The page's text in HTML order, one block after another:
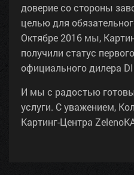
доверие со стороны
целью для
Октябре 2016 мы,
получили статус
официального дилера
И мы с радостью
услуги. С уважением,
Картинг-Центра